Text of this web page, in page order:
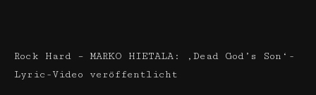
Rock Hard – MARKO HIETALA: ‚Dead God’s Son‘-
Lyric-Video veröffentlicht